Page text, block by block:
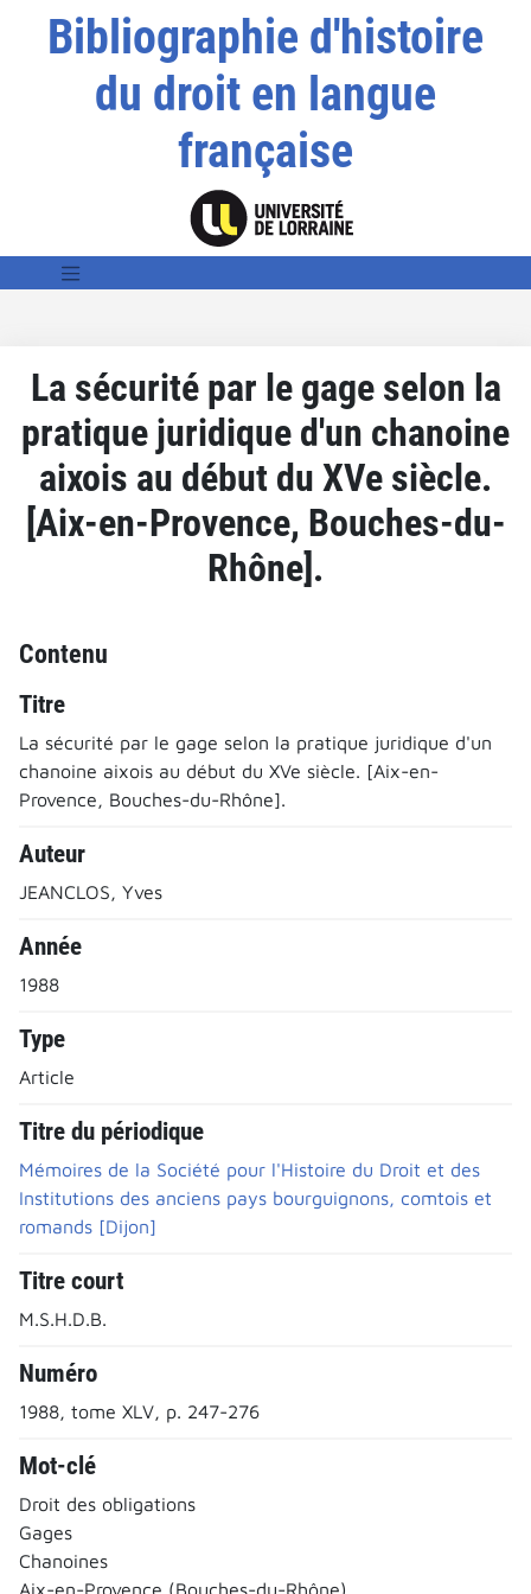
Bibliographie d'histoire
du droit en langue
française
La sécurité par le gage selon la
pratique juridique d'un chanoine
aixois au début du XVe siècle.
[Aix-en-Provence, Bouches-du-
Rhône].
Contenu
Titre
La sécurité par le gage selon la pratique juridique d'un
chanoine aixois au début du XVe siècle. [Aix-en-
Provence, Bouches-du-Rhône].
Auteur
JEANCLOS, Yves
Année
1988
Type
Article
Titre du périodique
Mémoires de la Société pour l'Histoire du Droit et des
Institutions des anciens pays bourguignons, comtois et
romands [Dijon]
Titre court
M.S.H.D.B.
Numéro
1988, tome XLV, p. 247-276
Mot-clé
Droit des obligations
Gages
Chanoines
Aix-en-Provence (Bouches-du-Rhône)